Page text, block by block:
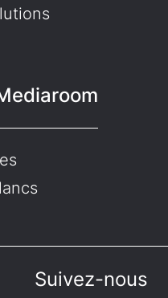
Suivez-nous